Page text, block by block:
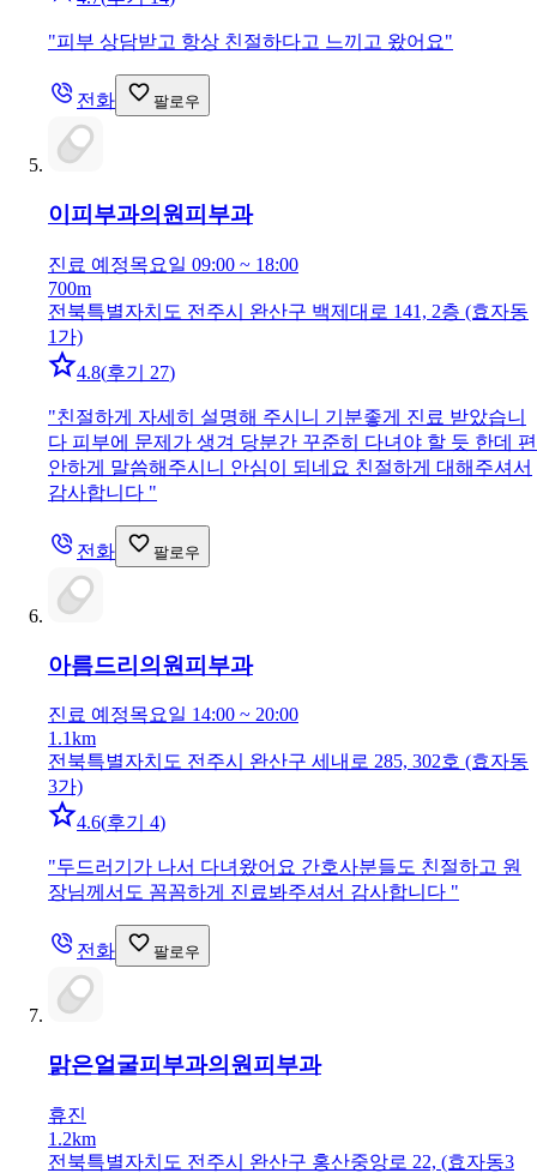
"피부 상담받고 항상 친절하다고 느끼고 왔어요"
전화 팔로우
이피부과의원 피부과
진료 예정목요일 09:00 ~ 18:00
700m
전북특별자치도 전주시 완산구 백제대로 141, 2층 (효자동
1가)
4.8(후기 27)
"친절하게 자세히 설명해 주시니 기분좋게 진료 받았습니
다 피부에 문제가 생겨 당분간 꾸준히 다녀야 할 듯 한데 편
안하게 말씀해주시니 안심이 되네요 친절하게 대해주셔서
감사합니다 "
전화 팔로우
아름드리의원 피부과
진료 예정목요일 14:00 ~ 20:00
1.1km
전북특별자치도 전주시 완산구 세내로 285, 302호 (효자동
3가)
4.6(후기 4)
"두드러기가 나서 다녀왔어요 간호사분들도 친절하고 원
장님께서도 꼼꼼하게 진료봐주셔서 감사합니다 "
전화 팔로우
맑은얼굴피부과의원 피부과
휴진
1.2km
전북특별자치도 전주시 완산구 홍산중앙로 22, (효자동3